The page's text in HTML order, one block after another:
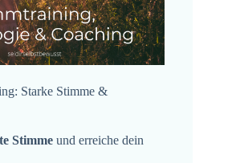
Starke Stimme &
Stimme und erreiche dein